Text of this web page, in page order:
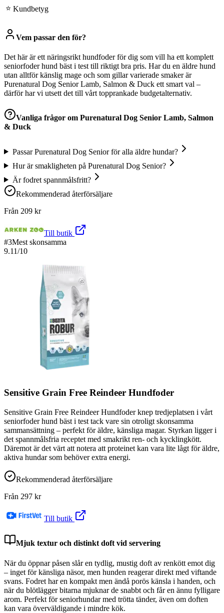
⭐ Kundbetyg
Vem passar den för?
Det här är ett näringsrikt hundfoder för dig som vill ha ett komplett
seniorfoder hund bäst i test till riktigt bra pris. Har du en äldre hund
utan alltför känslig mage och som gillar varierade smaker är
Purenatural Dog Senior Lamb, Salmon & Duck ett smart val –
därför har vi utsett det till vårt topprankade budgetalternativ.
Vanliga frågor om Purenatural Dog Senior Lamb, Salmon
& Duck
Passar Purenatural Dog Senior för alla äldre hundar?
Hur är smakligheten på Purenatural Dog Senior?
Är fodret spannmålsfritt?
Rekommenderad återförsäljare
Från 209 kr
Till butik
#3Mest skonsamma
9.11/10
Sensitive Grain Free Reindeer Hundfoder
Sensitive Grain Free Reindeer Hundfoder knep tredjeplatsen i vårt
seniorfoder hund bäst i test tack vare sin otroligt skonsamma
sammansättning – perfekt för äldre, känsliga magar. Styrkan ligger i
det spannmålsfria receptet med smakrikt ren- och kycklingkött.
Däremot är det värt att notera att proteinet kan vara lite lågt för äldre,
aktiva hundar som behöver extra energi.
Rekommenderad återförsäljare
Från 297 kr
Till butik
Mjuk textur och distinkt doft vid servering
När du öppnar påsen slår en tydlig, mustig doft av renkött emot dig
– inget för känsliga näsor, men hunden reagerar direkt med viftande
svans. Fodret har en kompakt men ändå porös känsla i handen, och
när du blötlägger bitarna mjuknar de snabbt och får en ännu fylligare
arom. Perfekt för seniorhundar med trötta tänder, även om doften
kan vara överväldigande i mindre kök.